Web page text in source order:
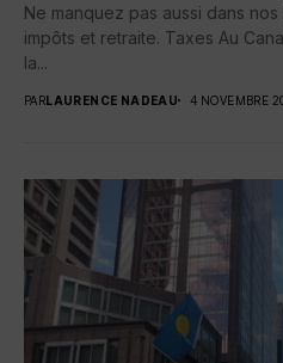
Ne manquez pas aussi dans nos
impôts et retraite. Taxes Au
la...
PARLAURENCE NADEAU 4 NOVEMBRE